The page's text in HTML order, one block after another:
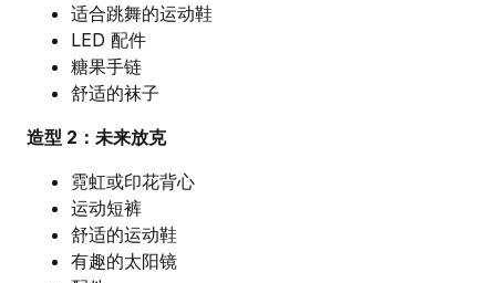
适合跳舞的运动鞋
LED 配件
糖果手链
舒适的袜子
造型 2：未来放克
霓虹或印花背心
运动短裤
舒适的运动鞋
有趣的太阳镜